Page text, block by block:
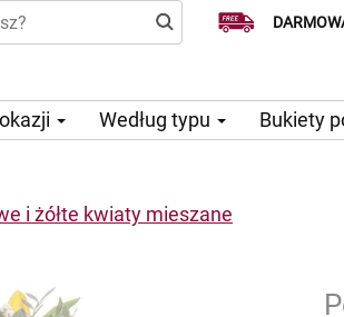
Wybierz
Według typu Bukiety
i żółte kwiaty mieszane